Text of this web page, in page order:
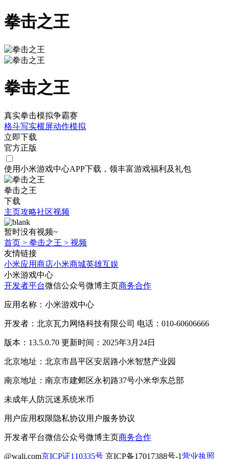
拳击之王
拳击之王
真实拳击模拟争霸赛
格斗写实横屏动作模拟
立即下载
官方正版
使用小米游戏中心APP下载 ，领丰富游戏福利 及礼包
拳击之王
下载
主页攻略社区视频
暂时没有视频~
首页 > 拳击之王 > 视频
友情链接
小米应用商店小米商城英雄互娱
小米游戏中心
开发者平台微信公众号微博主页商务合作
应用名称：小米游戏中心
开发者：北京瓦力网络科技有限公司 电话：010-60606666
版本：13.5.0.70 更新时间：2025年3月24日
北京地址：北京市昌平区安居路小米智慧产业园
南京地址：南京市建邺区永初路37号小米华东总部
未成年人防沉迷系统米币
用户应用权限隐私协议用户服务协议
开发者平台微信公众号微博主页商务合作
@wali.com京ICP证110335号 京ICP备17017388号-1营业执照